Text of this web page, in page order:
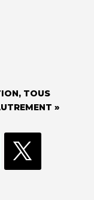
TOUS
»